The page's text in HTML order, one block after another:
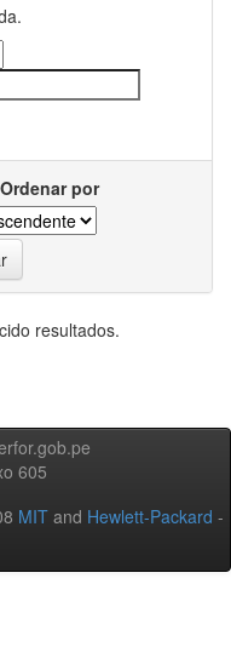
Ordenar por
resultados.
605
MIT and Hewlett-Packard -